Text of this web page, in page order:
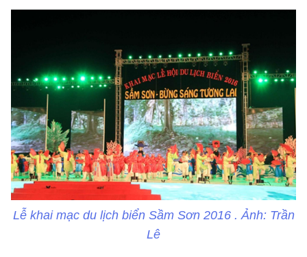
Lễ khai mạc du lịch biển Sầm Sơn 2016 . Ảnh: Trần
Lê